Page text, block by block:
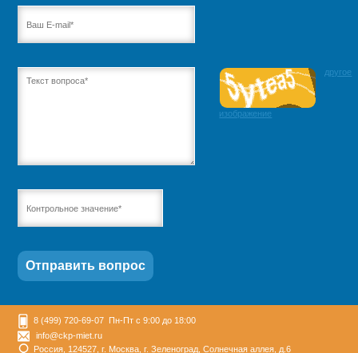
другое
изображение
8 (499) 720-69-07 Пн-Пт с 9:00 до 18:00
info@ckp-miet.ru
Россия, 124527, г. Москва, г. Зеленоград, Солнечная аллея, д.6